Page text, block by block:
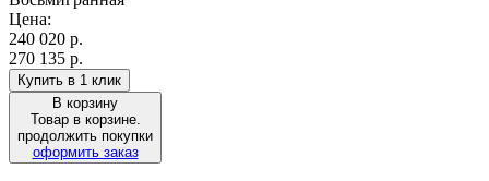
Цена:
240 020 р.
270 135 р.
Купить в 1 клик
В корзину
Товар в корзине.
продолжить покупки
оформить заказ